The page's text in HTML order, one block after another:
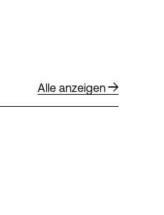
Alle anzeigen